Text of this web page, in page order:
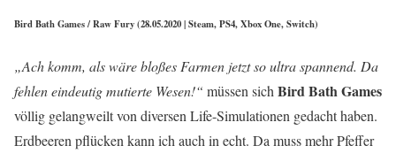
Bird Bath Games / Raw Fury (28.05.2020 | Steam, PS4, Xbox One, Switch)
„Ach komm, als wäre bloßes Farmen jetzt so ultra spannend. Da
fehlen eindeutig mutierte Wesen!“ müssen sichBird Bath Games
völlig gelangweilt von diversen Life-Simulationen gedacht haben.
Erdbeeren pflücken kann ich auch in echt. Da muss mehr Pfeffer